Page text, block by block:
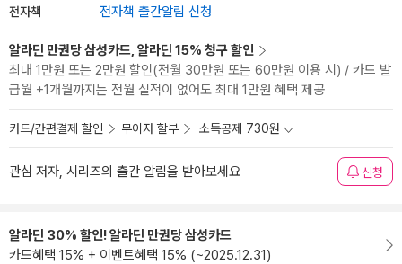
전자책 전자책 출간알림 신청
알라딘 만권당 삼성카드, 알라딘 15% 청구 할인
최대 1만원 또는 2만원 할인(전월 30만원 또는 60만원 이용 시) / 카드 발
급월 +1개월까지는 전월 실적이 없어도 최대 1만원 혜택 제공
카드/간편결제 할인 무이자 할부 소득공제 730원
관심 저자, 시리즈의 출간 알림을 받아보세요 신청
알라딘 30% 할인! 알라딘 만권당 삼성카드
카드혜택 15% + 이벤트혜택 15% (~2025.12.31)